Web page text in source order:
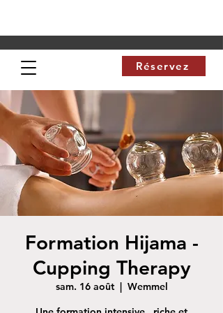
Réservez
Formation Hijama -
Cupping Therapy
sam. 16 août
  |
Wemmel